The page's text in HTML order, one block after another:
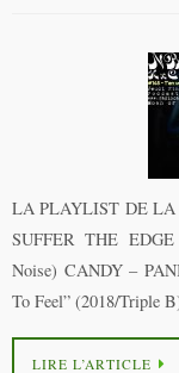
LA PLAYLIST DE
SUFFER THE
Noise) CANDY –
To Feel” (2018/Triple
LIRE L’ARTICLE